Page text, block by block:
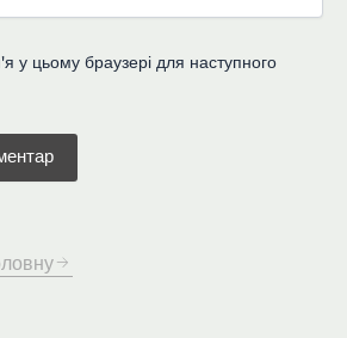
у цьому браузері для наступного